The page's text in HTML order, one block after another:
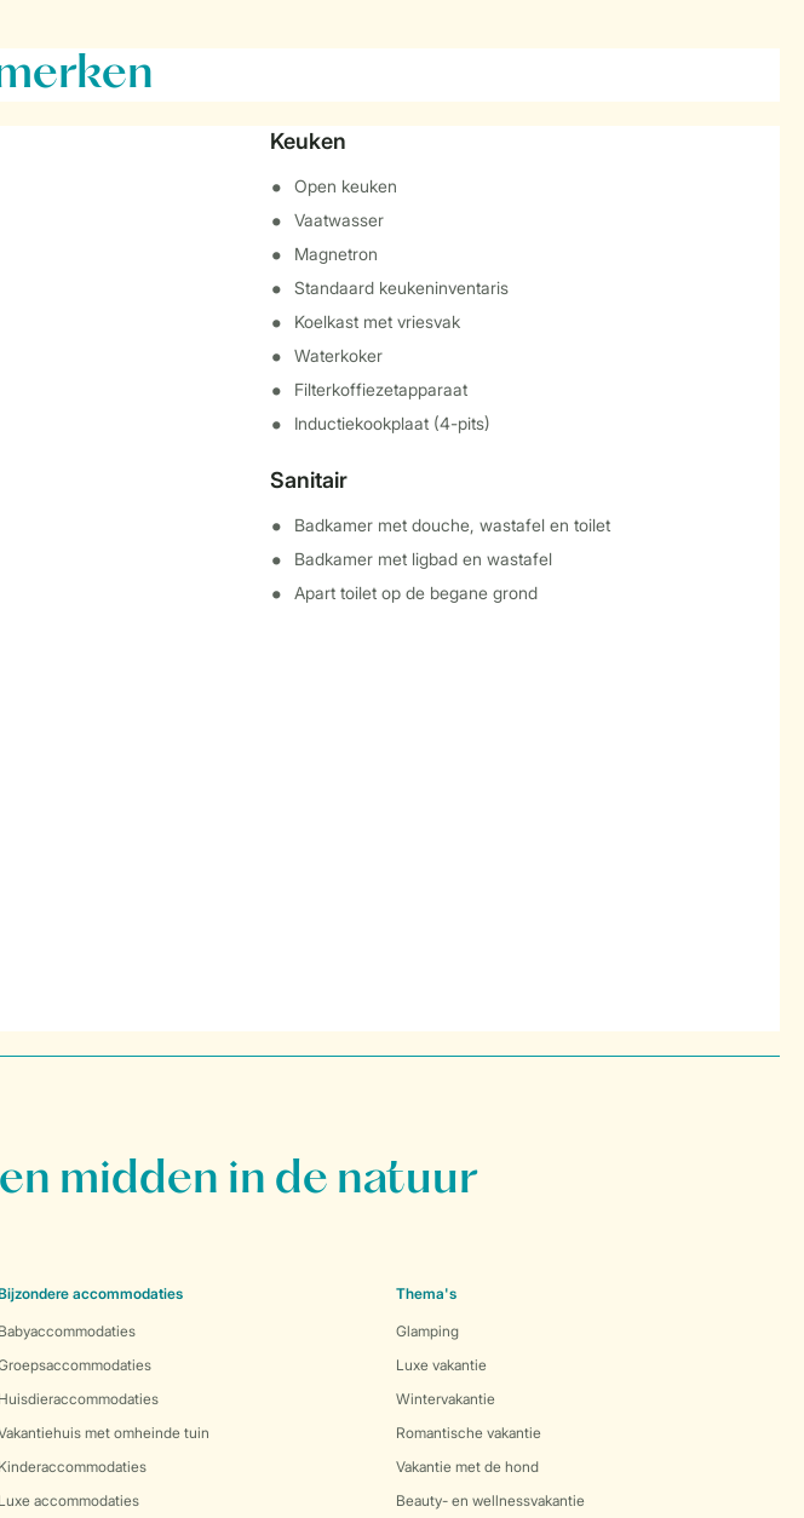
Keuken
Open keuken
Vaatwasser
Magnetron
Standaard keukeninventaris
Koelkast met vriesvak
Waterkoker
Filterkoffiezetapparaat
Inductiekookplaat (4-pits)
Sanitair
Badkamer met douche, wastafel en toilet
Badkamer met ligbad en wastafel
Apart toilet op de begane grond
midden in de natuur
accommodaties
Babyaccommodaties
Huisdieraccommodaties
met omheinde tuin
Kinderaccommodaties
Luxe accommodaties
Thema's
Glamping
Luxe vakantie
Wintervakantie
Romantische vakantie
Vakantie met de hond
Beauty- en wellnessvakantie